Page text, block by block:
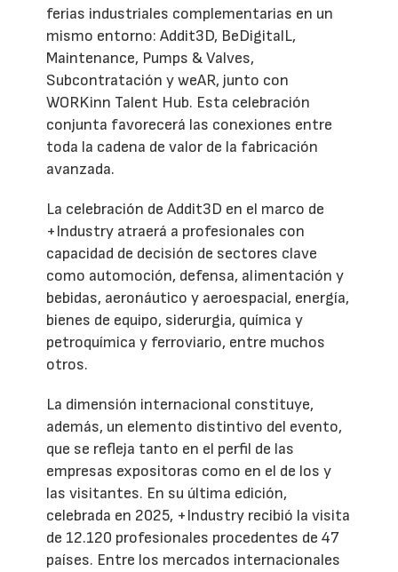
ferias industriales complementarias en un
mismo entorno: Addit3D, BeDigitalL,
Maintenance, Pumps & Valves,
Subcontratación y weAR, junto con
WORKinn Talent Hub. Esta celebración
conjunta favorecerá las conexiones entre
toda la cadena de valor de la fabricación
avanzada.
La celebración de Addit3D en el marco de
+Industry atraerá a profesionales con
capacidad de decisión de sectores clave
como automoción, defensa, alimentación y
bebidas, aeronáutico y aeroespacial, energía,
bienes de equipo, siderurgia, química y
petroquímica y ferroviario, entre muchos
otros.
La dimensión internacional constituye,
además, un elemento distintivo del evento,
que se refleja tanto en el perfil de las
empresas expositoras como en el de los y
las visitantes. En su última edición,
celebrada en 2025, +Industry recibió la visita
de 12.120 profesionales procedentes de 47
países. Entre los mercados internacionales